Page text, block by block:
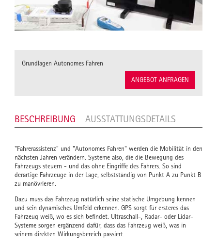
Grundlagen Autonomes Fahren
ANGEBOT ANFRAGEN
BESCHREIBUNG AUSSTATTUNGSDETAILS
"Fahrerassistenz" und "Autonomes Fahren" werden die Mobilität in den
nächsten Jahren verändern. Systeme also, die die Bewegung des
Fahrzeugs steuern - und das ohne Eingriffe des Fahrers. So sind
derartige Fahrzeuge in der Lage, selbstständig von Punkt A zu Punkt B
zu manövrieren.
Dazu muss das Fahrzeug natürlich seine statische Umgebung kennen
und sein dynamisches Umfeld erkennen. GPS sorgt für ersteres das
Fahrzeug weiß, wo es sich befindet. Ultraschall-, Radar- oder Lidar-
Systeme sorgen ergänzend dafür, dass das Fahrzeug weiß, was in
seinem direkten Wirkungsbereich passiert.